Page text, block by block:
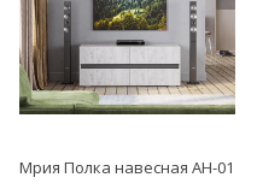
Мрия Полка навесная АН-01